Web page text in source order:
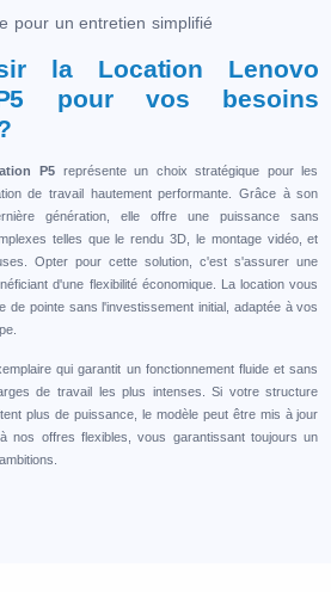
pour un entretien simplifié
la Location Lenovo
pour vos besoins
P5représente un choix stratégique pour les
de travail hautement performante. Grâce à son
génération, elle offre une puissance sans
telles que le rendu 3D, le montage vidéo, et
Opter pour cette solution, c'est s'assurer une
d'une flexibilité économique. La location vous
de pointe sans l'investissement initial, adaptée à vos
qui garantit un fonctionnement fluide et sans
de travail les plus intenses. Si votre structure
plus de puissance, le modèle peut être mis à jour
nos offres flexibles, vous garantissant toujours un